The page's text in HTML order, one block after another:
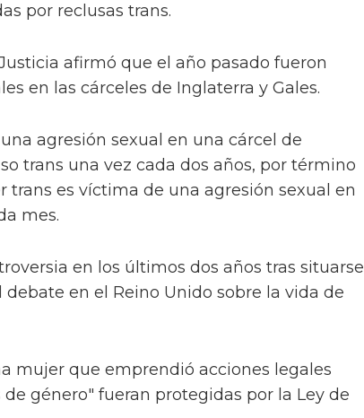
por reclusas trans.
afirmó que el año pasado fueron
en las cárceles de Inglaterra y Gales.
agresión sexual en una cárcel de
trans una vez cada dos años, por término
es víctima de una agresión sexual en
mes.
en los últimos dos años tras situarse
en el Reino Unido sobre la vida de
mujer que emprendió acciones legales
género" fueran protegidas por la Ley de